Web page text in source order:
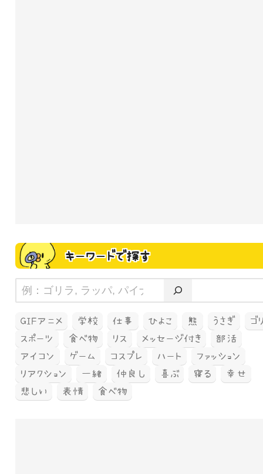
キーワードで探す
GIFアニメ 学校 仕事 ひよこ 熊 うさぎ
ゴ
スポーツ
食べ物 リス メッセージ付き
部活
アイコン
ゲーム コスプレ ハート
ファッション
リアクション
一緒 仲良し 喜ぶ 寝る
幸せ
悲しい
表情 食べ物